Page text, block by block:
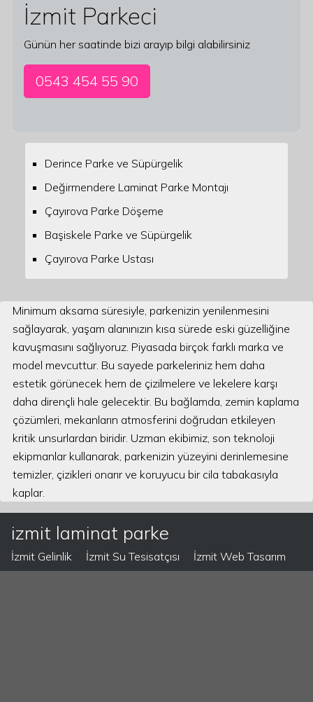
İzmit Parkeci
Günün her saatinde bizi arayıp bilgi alabilirsiniz
0543 454 55 90
Derince Parke ve Süpürgelik
Değirmendere Laminat Parke Montajı
Çayırova Parke Döşeme
Başiskele Parke ve Süpürgelik
Çayırova Parke Ustası
Minimum aksama süresiyle, parkenizin yenilenmesini
sağlayarak, yaşam alanınızın kısa sürede eski güzelliğine
kavuşmasını sağlıyoruz. Piyasada birçok farklı marka ve
model mevcuttur. Bu sayede parkeleriniz hem daha
estetik görünecek hem de çizilmelere ve lekelere karşı
daha dirençli hale gelecektir. Bu bağlamda, zemin kaplama
çözümleri, mekanların atmosferini doğrudan etkileyen
kritik unsurlardan biridir. Uzman ekibimiz, son teknoloji
ekipmanlar kullanarak, parkenizin yüzeyini derinlemesine
temizler, çizikleri onarır ve koruyucu bir cila tabakasıyla
kaplar.
izmit laminat parke
İzmit Gelinlik İzmit Su Tesisatçısı İzmit Web Tasarım